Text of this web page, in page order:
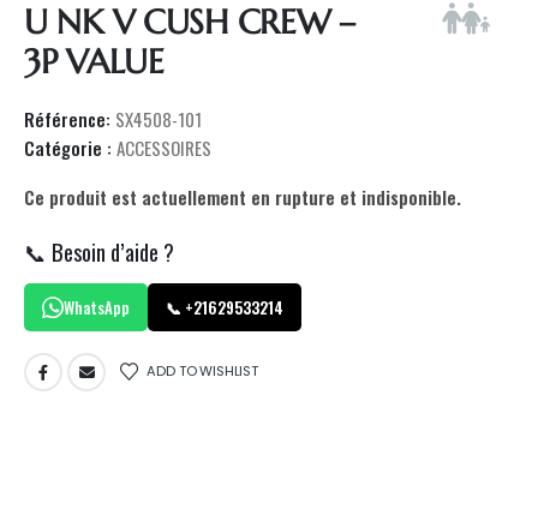
U NK V CUSH CREW –
3P VALUE
Référence: SX4508-101
Catégorie : ACCESSOIRES
Ce produit est actuellement en rupture et indisponible.
📞 Besoin d’aide ?
WhatsApp 📞 +21629533214
ADD TO WISHLIST